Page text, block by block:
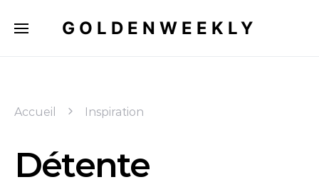
GOLDENWEEKLY
Accueil Inspiration
Détente